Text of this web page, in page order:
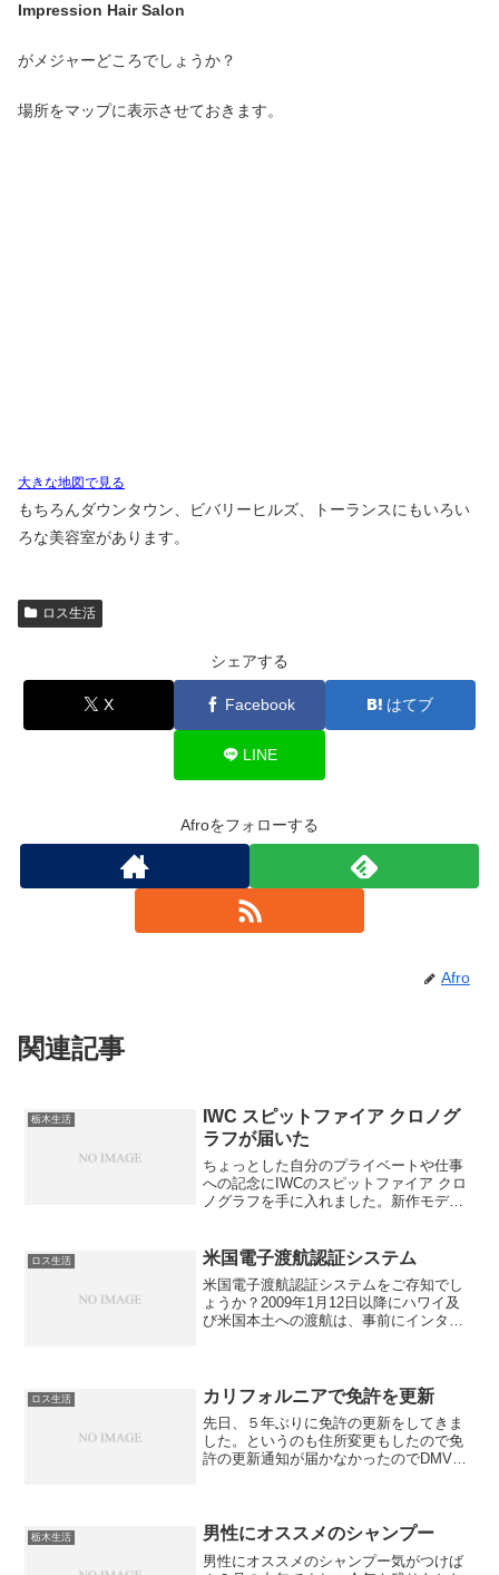
Impression Hair Salon
がメジャーどころでしょうか？
場所をマップに表示させておきます。
大きな地図で見る
もちろんダウンタウン、ビバリーヒルズ、トーランスにもいろい
ろな美容室があります。
ロス生活
シェアする
X Facebook はてブ
LINE
Afroをフォローする
Afro
関連記事
栃木生活
IWC スピットファイア クロノグ
ラフが届いた
ちょっとした自分のプライベートや仕事
への記念にIWCのスピットファイア クロ
ノグラフを手に入れました。新作モデル
ロス生活 米国電子渡航認証システム
米国電子渡航認証システムをご存知でし
ょうか？2009年1月12日以降にハワイ及
び米国本土への渡航は、事前にインター
申請しないと...
ロス生活 カリフォルニアで免許を更新
先日、５年ぶりに免許の更新をしてきま
した。というのも住所変更もしたので免
許の更新通知が届かなかったのでDMVに
サンタモニカ、カルバー...
栃木生活 男性にオススメのシャンプー
男性にオススメのシャンプー気がつけば